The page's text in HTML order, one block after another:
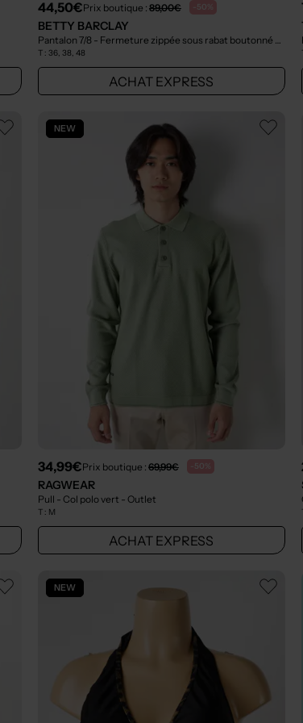
44,50€Prix boutique : 89,00€ -50%
BETTY BARCLAY
Pantalon 7/8 - Fermeture zippée sous rabat boutonné bleu
T : 36, 38, 48
ACHAT EXPRESS
NEW
34,99€Prix boutique : 69,99€ -50%
RAGWEAR
Pull - Col polo vert - Outlet
T : M
ACHAT EXPRESS
NEW